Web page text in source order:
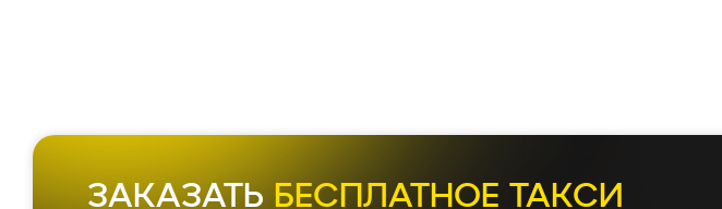
ЗАКАЗАТЬ БЕСПЛАТНОЕ ТАКСИ